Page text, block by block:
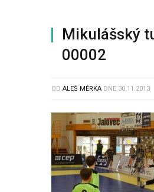
Mikulášský
00002
OD ALEŠ MĚRKA DNE 30.11.2013